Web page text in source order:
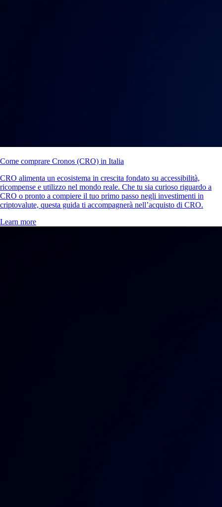
Come comprare Cronos (CRO) in Italia
CRO alimenta un ecosistema in crescita fondato su accessibilità,
ricompense e utilizzo nel mondo reale. Che tu sia curioso riguardo a
CRO o pronto a compiere il tuo primo passo negli investimenti in
criptovalute, questa guida ti accompagnerà nell’acquisto di CRO.
Learn more